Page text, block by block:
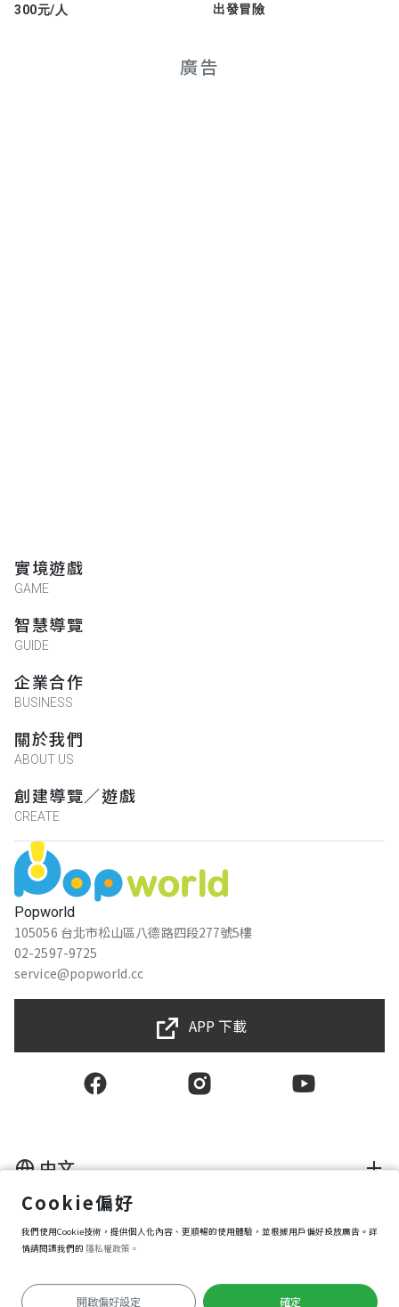
300元/人 出發冒險
廣告
Popworld
105056 台北市松山區八德路四段277號5樓
02-2597-9725
service@popworld.cc
實境遊戲
GAME
智慧導覽
GUIDE
企業合作
BUSINESS
關於我們
ABOUT US
創建導覽／遊戲
CREATE
APP 下載
隱私權保護政策
資訊安全政策
中文
Cookie偏好
我們使用Cookie技術，提供個人化內容、更順暢的使用體驗，並根據用戶偏好投放廣告。詳
情請閱讀我們的 隱私權政策。
開啟偏好設定 確定